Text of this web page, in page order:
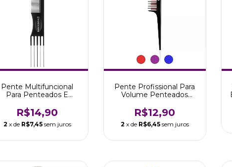
Pente Multifuncional
Para Penteados E
R$14,90
2 x de R$7,45 sem juros
Pente Profissional Para
Volume Penteados
R$12,90
2 x de R$6,45 sem juros